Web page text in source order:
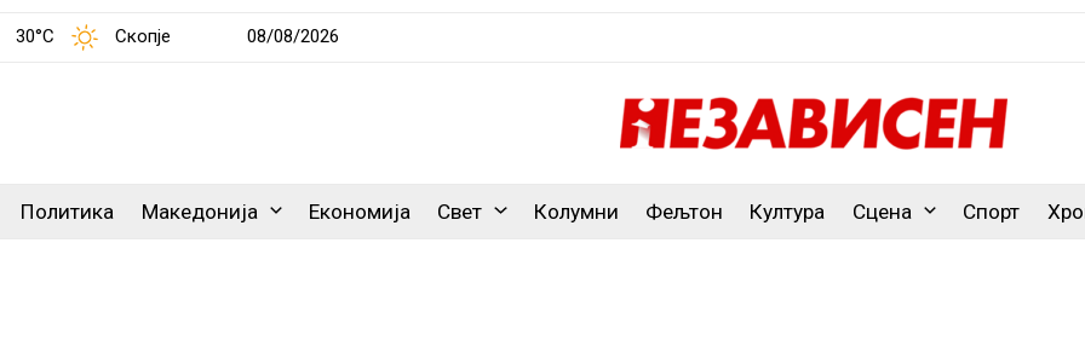
30°C Скопје 08/08/2026
Политика Македонија Економија Свет Колумни Фељтон Култура Сцена Спорт